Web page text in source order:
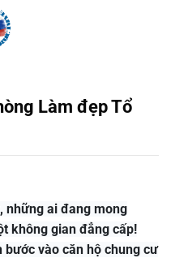
Làm đẹp Tổ
những ai đang mong
không gian đẳng cấp!
bước vào căn hộ chung cư